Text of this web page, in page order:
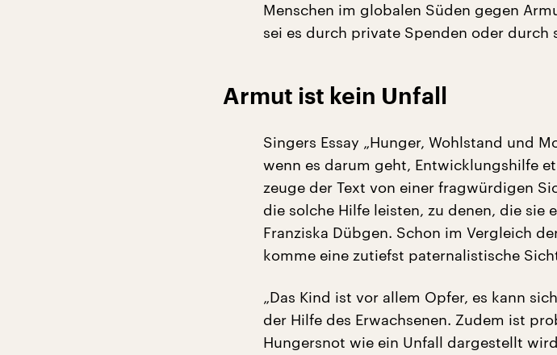
Menschen im globalen Süden gegen
sei es durch private Spenden oder
Armut ist kein Unfall
Singers Essay „Hunger, Wohlstand und
wenn es darum geht, Entwicklungshilfe
zeuge der Text von einer fragwürdigen
die solche Hilfe leisten, zu denen, die sie
Franziska Dübgen. Schon im Vergleich
komme eine zutiefst paternalistische
„Das Kind ist vor allem Opfer, es kann
der Hilfe des Erwachsenen. Zudem ist
Hungersnot wie ein Unfall dargestellt